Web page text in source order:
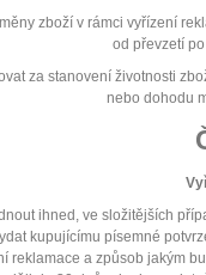
zboží v rámci vyřízení
od převzetí
za stanovení životnosti
nebo dohodu
ihned, ve složitějších
kupujícímu písemné
reklamace a způsob jakým